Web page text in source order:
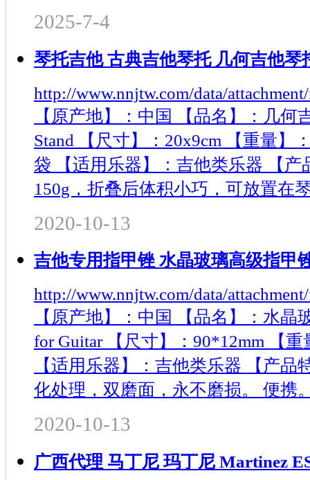
2025-7-4
琴托吉他 古典吉他琴托 几何吉他琴
http://www.nnjtw.com/data/
【原产地】：中国 【品名】：几何
Stand 【尺寸】：20x9cm 【重量】
袋 【适用乐器】：吉他类乐器 【
150g，折叠后体积小巧，可放置在
2020-10-13
吉他专用指甲锉 水晶玻璃高级指甲
http://www.nnjtw.com/data/
【原产地】：中国 【品名】：水晶
for Guitar 【尺寸】：90*12mm 【
【适用乐器】：吉他类乐器 【产
化处理，双磨面，永不磨损。 便携
2020-10-13
广西代理 马丁尼 玛丁尼 Martinez